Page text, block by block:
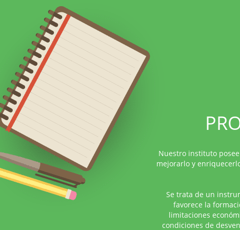
Nuestro instituto
mejorarlo y
Se trata de un
favorece la
limitaciones
condiciones de